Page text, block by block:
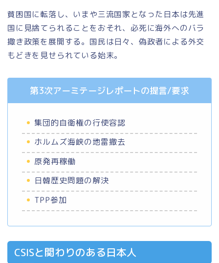
貧困国に転落し、いまや三流国家となった日本は先進
国に見捨てられることをおそれ、必死に海外へのバラ
撒き政策を展開する。国民は日々、偽政者による外交
もどきを見せられている始末。
第3次アーミテージレポートの提言/要求
集団的自衛権の行使容認
ホルムズ海峡の地雷撤去
原発再稼働
日韓歴史問題の解決
TPP参加
CSISと関わりのある日本人